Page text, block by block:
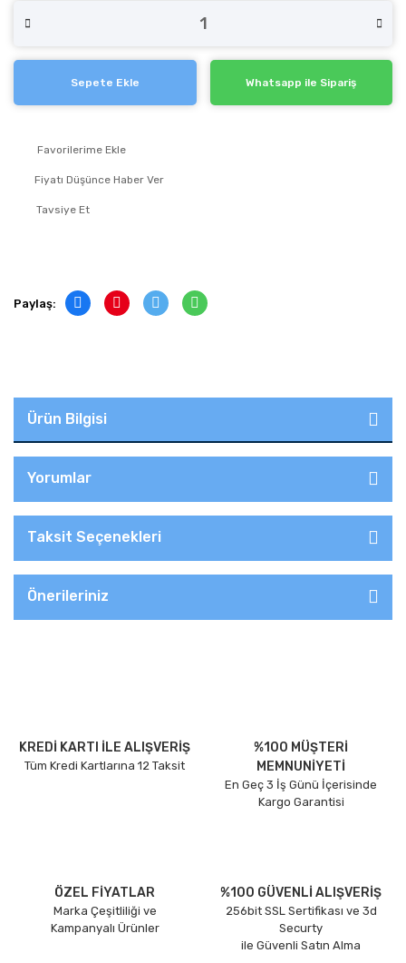
Sepete Ekle Whatsapp ile Sipariş
Fiyatı Düşünce Haber Ver
Tavsiye Et
Paylaş:
Ürün Bilgisi
Yorumlar
Taksit Seçenekleri
Önerileriniz
KREDİ KARTI İLE ALIŞVERİŞ
Tüm Kredi Kartlarına 12 Taksit
%100 MÜŞTERİ
MEMNUNİYETİ
En Geç 3 İş Günü İçerisinde
Kargo Garantisi
ÖZEL FİYATLAR
Marka Çeşitliliği ve
Kampanyalı Ürünler
%100 GÜVENLİ ALIŞVERİŞ
256bit SSL Sertifikası ve 3d
Securty
ile Güvenli Satın Alma